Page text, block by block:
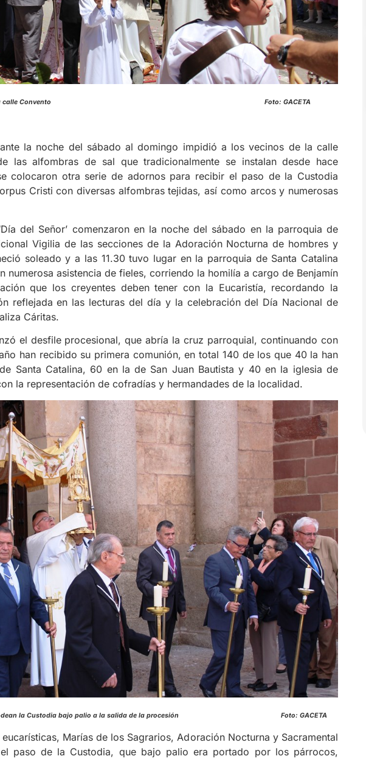
su pado por la calle Convento Foto: GACETA
la noche del sábado al domingo impidió a los vecinos de la calle
las alfombras de sal que tradicionalmente se instalan desde hace
colocaron otra serie de adornos para recibir el paso de la Custodia
Cristi con diversas alfombras tejidas, así como arcos y numerosas
del Señor’ comenzaron en la noche del sábado en la parroquia de
Vigilia de las secciones de la Adoración Nocturna de hombres y
soleado y a las 11.30 tuvo lugar en la parroquia de Santa Catalina
numerosa asistencia de fieles, corriendo la homilía a cargo de Benjamín
que los creyentes deben tener con la Eucaristía, recordando la
reflejada en las lecturas del día y la celebración del Día Nacional de
Cáritas.
el desfile procesional, que abría la cruz parroquial, continuando con
han recibido su primera comunión, en total 140 de los que 40 la han
Santa Catalina, 60 en la de San Juan Bautista y 40 en la iglesia de
la representación de cofradías y hermandades de la localidad.
rodean la Custodia bajo palio a la salida de la procesión Foto: GACETA
Marías de los Sagrarios, Adoración Nocturna y Sacramental
paso de la Custodia, que bajo palio era portado por los párrocos,